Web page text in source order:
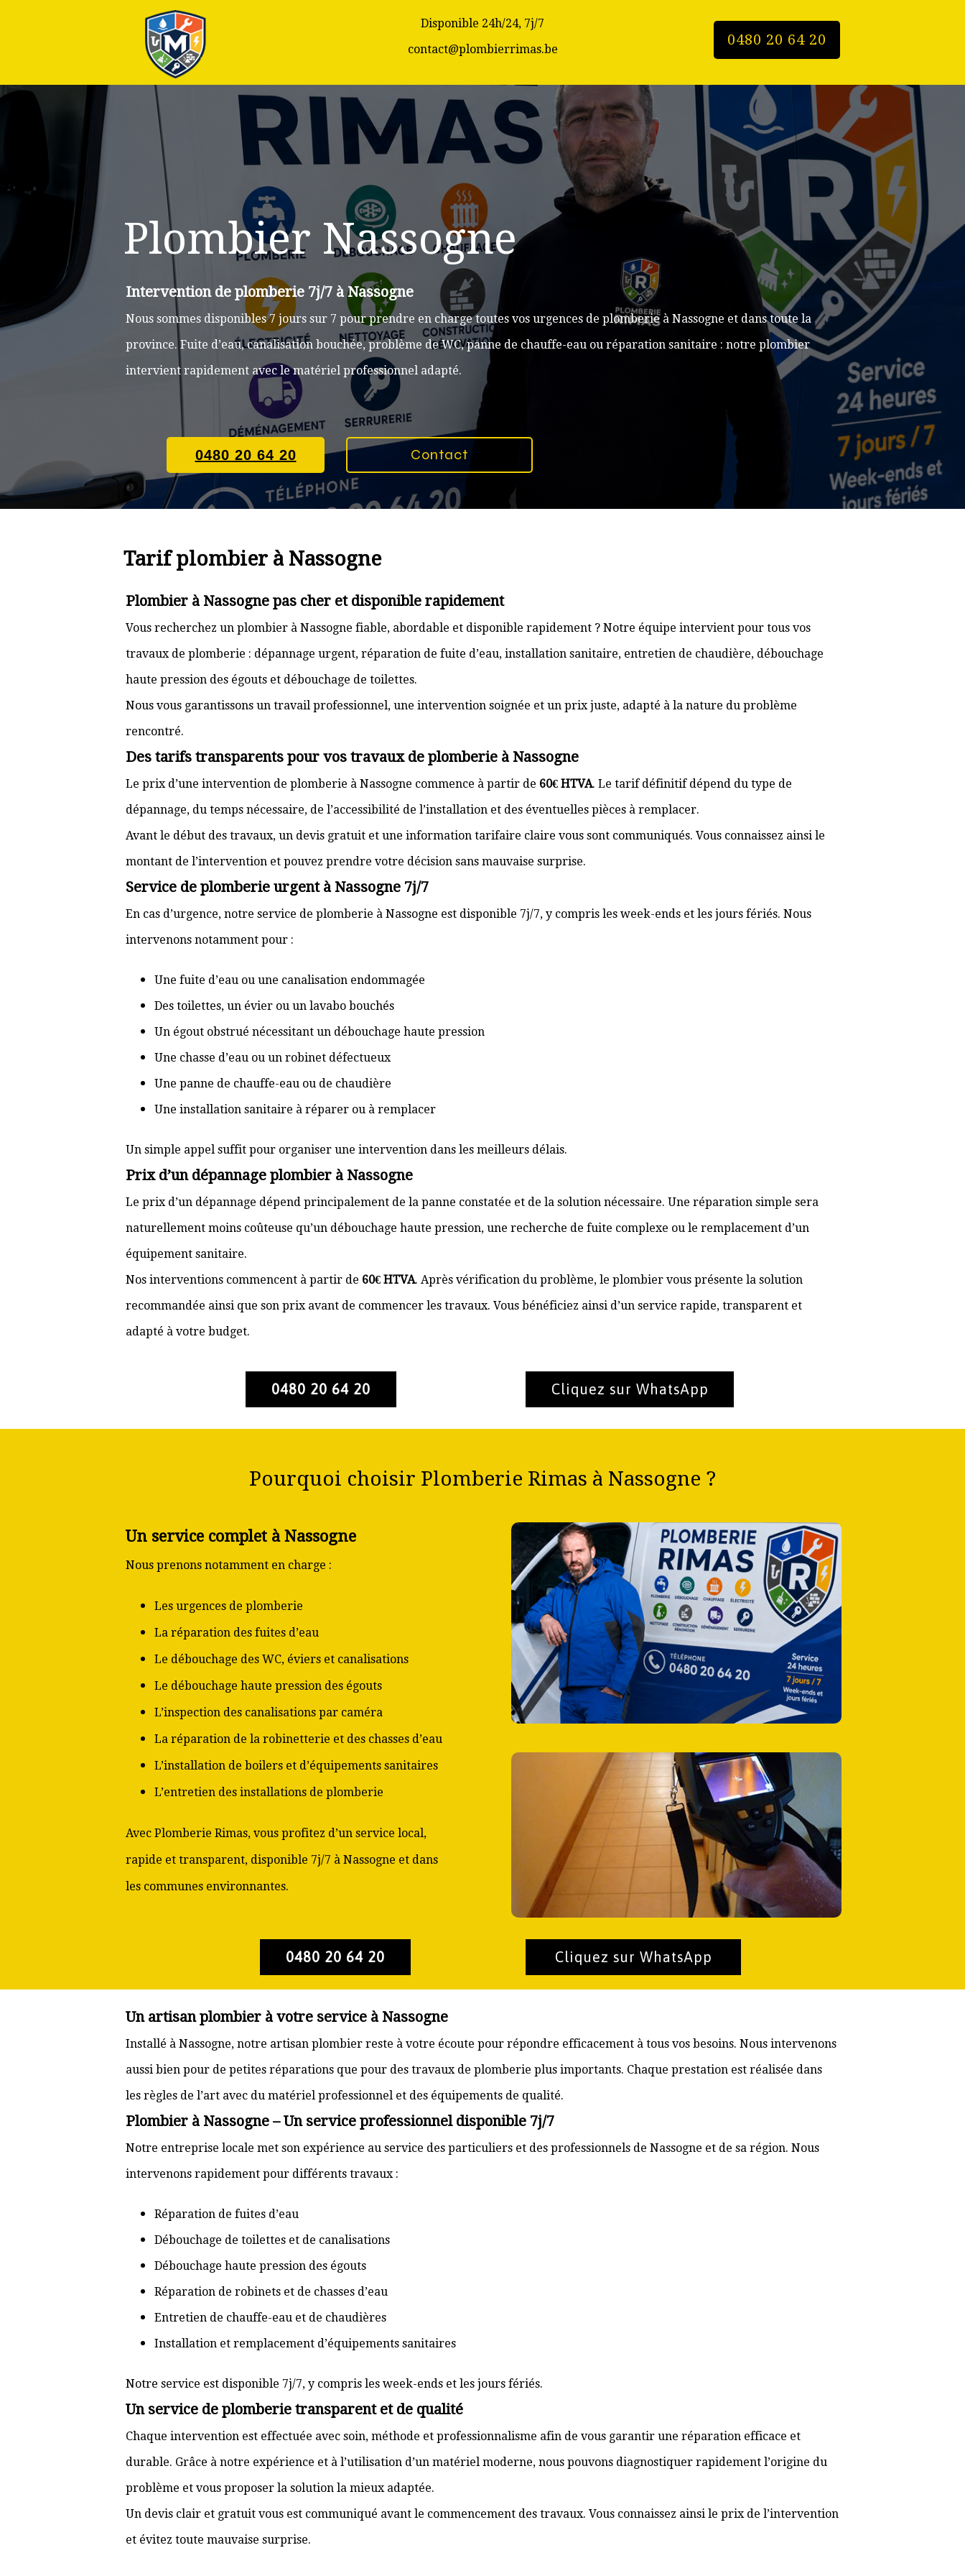
0480 20 64 20
Disponible 24h/24, 7j/7
contact@plombierrimas.be
Plombier Nassogne
Intervention de plomberie 7j/7 à Nassogne
Nous sommes disponibles 7 jours sur 7 pour prendre en charge toutes vos urgences de plomberie à Nassogne et dans toute la
province. Fuite d’eau, canalisation bouchée, problème de WC, panne de chauffe-eau ou réparation sanitaire : notre plombier
intervient rapidement avec le matériel professionnel adapté.
0480 20 64 20 Contact
Tarif plombier à Nassogne
Plombier à Nassogne pas cher et disponible rapidement
Vous recherchez un plombier à Nassogne fiable, abordable et disponible rapidement ? Notre équipe intervient pour tous vos
travaux de plomberie : dépannage urgent, réparation de fuite d’eau, installation sanitaire, entretien de chaudière, débouchage
haute pression des égouts et débouchage de toilettes.
Nous vous garantissons un travail professionnel, une intervention soignée et un prix juste, adapté à la nature du problème
rencontré.
Des tarifs transparents pour vos travaux de plomberie à Nassogne
Le prix d’une intervention de plomberie à Nassogne commence à partir de 60€ HTVA. Le tarif définitif dépend du type de
dépannage, du temps nécessaire, de l’accessibilité de l’installation et des éventuelles pièces à remplacer.
Avant le début des travaux, un devis gratuit et une information tarifaire claire vous sont communiqués. Vous connaissez ainsi le
montant de l’intervention et pouvez prendre votre décision sans mauvaise surprise.
Service de plomberie urgent à Nassogne 7j/7
En cas d’urgence, notre service de plomberie à Nassogne est disponible 7j/7, y compris les week-ends et les jours fériés. Nous
intervenons notamment pour :
Une fuite d’eau ou une canalisation endommagée
Des toilettes, un évier ou un lavabo bouchés
Un égout obstrué nécessitant un débouchage haute pression
Une chasse d’eau ou un robinet défectueux
Une panne de chauffe-eau ou de chaudière
Une installation sanitaire à réparer ou à remplacer
Un simple appel suffit pour organiser une intervention dans les meilleurs délais.
Prix d’un dépannage plombier à Nassogne
Le prix d’un dépannage dépend principalement de la panne constatée et de la solution nécessaire. Une réparation simple sera
naturellement moins coûteuse qu’un débouchage haute pression, une recherche de fuite complexe ou le remplacement d’un
équipement sanitaire.
Nos interventions commencent à partir de 60€ HTVA. Après vérification du problème, le plombier vous présente la solution
recommandée ainsi que son prix avant de commencer les travaux. Vous bénéficiez ainsi d’un service rapide, transparent et
adapté à votre budget.
0480 20 64 20 Cliquez sur WhatsApp
Pourquoi choisir Plomberie Rimas à Nassogne ?
Un service complet à Nassogne
Nous prenons notamment en charge :
Les urgences de plomberie
La réparation des fuites d’eau
Le débouchage des WC, éviers et canalisations
Le débouchage haute pression des égouts
L’inspection des canalisations par caméra
La réparation de la robinetterie et des chasses d’eau
L’installation de boilers et d’équipements sanitaires
L’entretien des installations de plomberie
Avec Plomberie Rimas, vous profitez d’un service local,
rapide et transparent, disponible 7j/7 à Nassogne et dans
les communes environnantes.
0480 20 64 20 Cliquez sur WhatsApp
Un artisan plombier à votre service à Nassogne
Installé à Nassogne, notre artisan plombier reste à votre écoute pour répondre efficacement à tous vos besoins. Nous intervenons
aussi bien pour de petites réparations que pour des travaux de plomberie plus importants. Chaque prestation est réalisée dans
les règles de l’art avec du matériel professionnel et des équipements de qualité.
Plombier à Nassogne – Un service professionnel disponible 7j/7
Notre entreprise locale met son expérience au service des particuliers et des professionnels de Nassogne et de sa région. Nous
intervenons rapidement pour différents travaux :
Réparation de fuites d’eau
Débouchage de toilettes et de canalisations
Débouchage haute pression des égouts
Réparation de robinets et de chasses d’eau
Entretien de chauffe-eau et de chaudières
Installation et remplacement d’équipements sanitaires
Notre service est disponible 7j/7, y compris les week-ends et les jours fériés.
Un service de plomberie transparent et de qualité
Chaque intervention est effectuée avec soin, méthode et professionnalisme afin de vous garantir une réparation efficace et
durable. Grâce à notre expérience et à l’utilisation d’un matériel moderne, nous pouvons diagnostiquer rapidement l’origine du
problème et vous proposer la solution la mieux adaptée.
Un devis clair et gratuit vous est communiqué avant le commencement des travaux. Vous connaissez ainsi le prix de l’intervention
et évitez toute mauvaise surprise.